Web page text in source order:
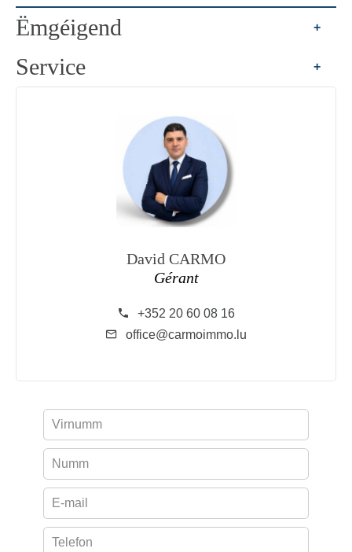
Ëmgéigend +
Service +
David CARMO
Gérant
+352 20 60 08 16
office@carmoimmo.lu